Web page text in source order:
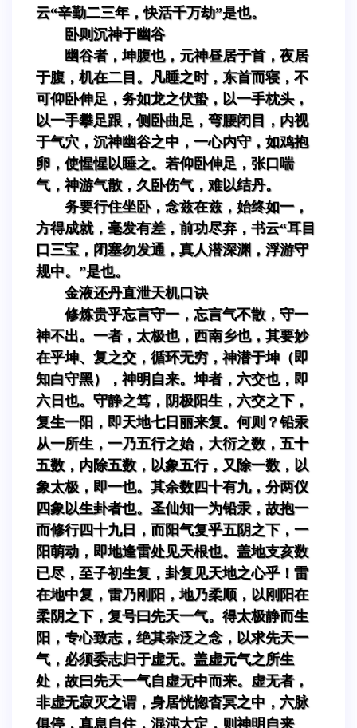
云“辛勤二三年，快活千万劫”是也。
卧则沉神于幽谷
幽谷者，坤腹也，元神昼居于首，夜居
于腹，机在二目。凡睡之时，东首而寝，不
可仰卧伸足，务如龙之伏蛰，以一手枕头，
以一手攀足跟，侧卧曲足，弯腰闭目，内视
于气穴，沉神幽谷之中，一心内守，如鸡抱
卵，使惺惺以睡之。若仰卧伸足，张口喘
气，神游气散，久卧伤气，难以结丹。
务要行住坐卧，念兹在兹，始终如一，
方得成就，毫发有差，前功尽弃，书云“耳目
口三宝，闭塞勿发通，真人潜深渊，浮游守
规中。”是也。
金液还丹直泄天机口诀
修炼贵乎忘言守一，忘言气不散，守一
神不出。一者，太极也，西南乡也，其要妙
在乎坤、复之交，循环无穷，神潜于坤（即
知白守黑），神明自来。坤者，六交也，即
六日也。守静之笃，阴极阳生，六交之下，
复生一阳，即天地七日丽来复。何则？铅汞
从一所生，一乃五行之始，大衍之数，五十
五数，内除五数，以象五行，又除一数，以
象太极，即一也。其余数四十有九，分两仪
四象以生卦者也。圣仙知一为铅汞，故抱一
而修行四十九日，而阳气复乎五阴之下，一
阳萌动，即地逢雷处见天根也。盖地支亥数
已尽，至子初生复，卦复见天地之心乎！雷
在地中复，雷乃刚阳，地乃柔顺，以刚阳在
柔阴之下，复号曰先天一气。得太极静而生
阳，专心致志，绝其杂泛之念，以求先天一
气，必须委志归于虚无。盖虚元气之所生
处，故曰先天一气自虚无中而来。虚无者，
非虚无寂灭之谓，身居恍惚杳冥之中，六脉
俱停，真息自住，混沌大定，则神明自来